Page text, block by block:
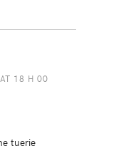
18 H 00
tuerie